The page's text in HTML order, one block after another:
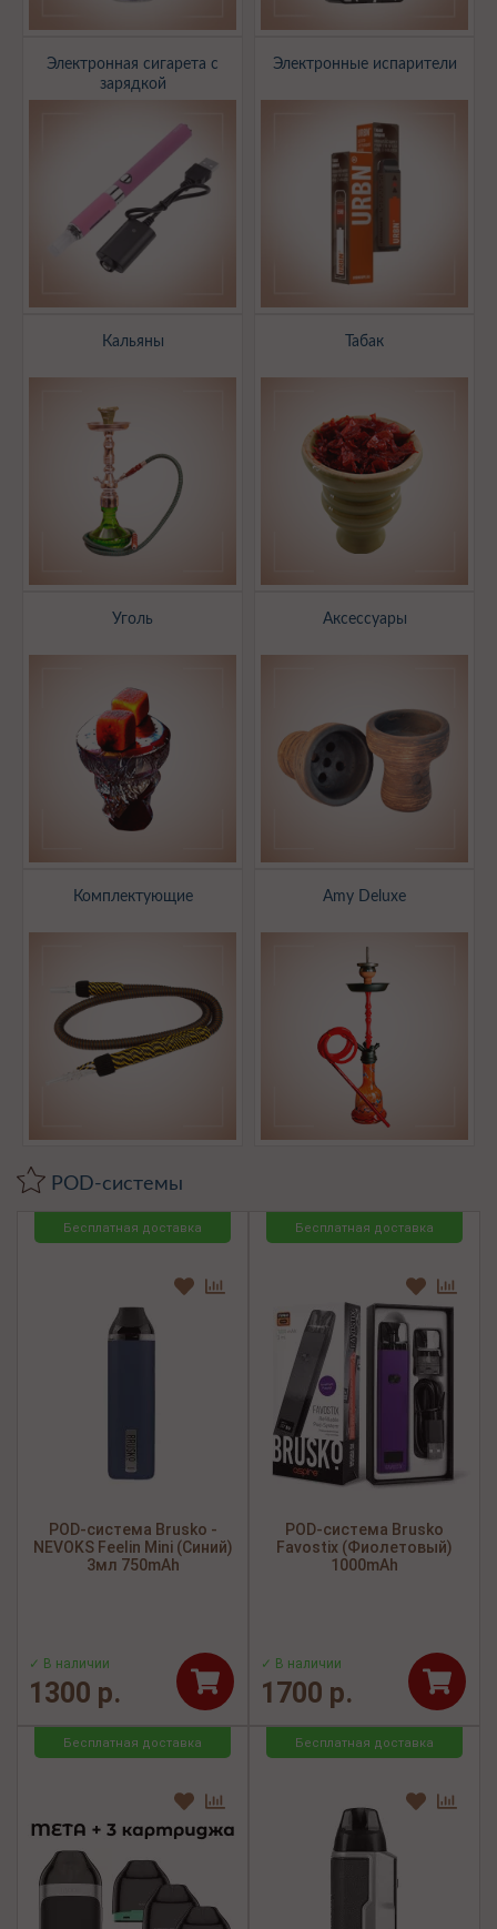
Электронная сигарета с
зарядкой
Электронные испарители
Кальяны Табак
Уголь Аксессуары
Комплектующие Amy Deluxe
POD-системы
Бесплатная доставка
POD-система Brusko -
NEVOKS Feelin Mini (Синий)
3мл 750mAh
✓ В наличии
1300 р.
Бесплатная доставка
POD-система Brusko
Favostix (Фиолетовый)
1000mAh
✓ В наличии
1700 р.
Бесплатная доставка Бесплатная доставка